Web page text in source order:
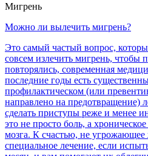
Мигрень
Можно ли вылечить мигрень?
Это самый частый вопрос,
совсем излечить мигрень, чтобы
повторялись, современная
последние годы есть
профилактическом (или
направлено на предотвращение)
сделать приступы реже и менее
это не просто боль, а
мозга. К счастью, не
специальное лечение, если